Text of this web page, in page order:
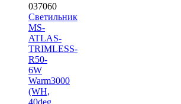
037060
Светильник
MS-
ATLAS-
TRIMLESS-
R50-
6W
Warm3000
(WH,
40deg,